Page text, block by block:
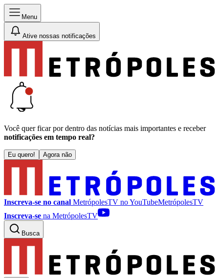
Menu
Ative nossas notificações
Você quer ficar por dentro das notícias mais importantes e receber
notificações em tempo real?
Eu quero! Agora não
Inscreva-se no canal MetrópolesTV noYouTubeMetrópolesTV
Inscreva-se na MetrópolesTV
Busca